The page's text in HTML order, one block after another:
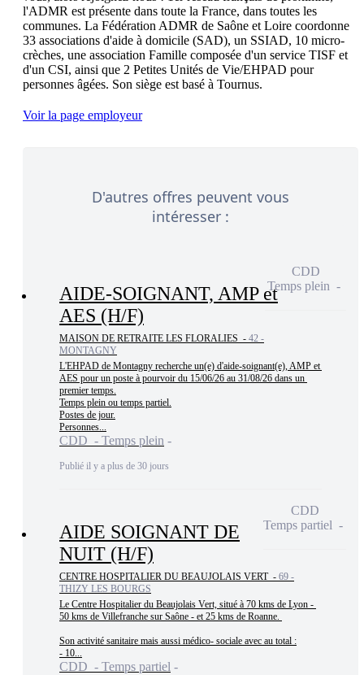
l'ADMR est présente dans toute la France, dans toutes les
communes. La Fédération ADMR de Saône et Loire coordonne
33 associations d'aide à domicile (SAD), un SSIAD, 10 micro-
crèches, une association Famille composée d'un service TISF et
d'un CSI, ainsi que 2 Petites Unités de Vie/EHPAD pour
Voir la page employeur
D'autres offres peuvent vous
intéresser :
AIDE-SOIGNANT, AMP et
AES (H/F)
MAISON DE RETRAITE LES FLORALIES - 42 -
MONTAGNY
L'EHPAD de Montagny recherche un(e) d'aide-soignant(e), AMP et
AES pour un poste à pourvoir du 15/06/26 au 31/08/26 dans un
premier temps.
Temps plein ou temps partiel.
Postes de jour.
Personnes...
CDD - Temps plein
Publié il y a plus de 30 jours
CDD
Temps plein
AIDE SOIGNANT DE
NUIT (H/F)
CENTRE HOSPITALIER DU BEAUJOLAIS VERT - 69 -
THIZY LES BOURGS
Le Centre Hospitalier du Beaujolais Vert, situé à 70 kms de Lyon -
50 kms de Villefranche sur Saône - et 25 kms de Roanne.
Son activité sanitaire mais aussi médico- sociale avec au total :
- 10...
CDD - Temps partiel
CDD
Temps partiel